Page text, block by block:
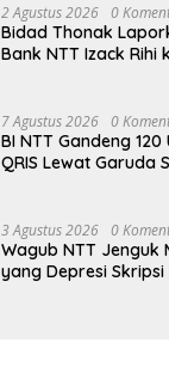
2 Agustus 2026 0
Bidad Thonak
Bank NTT Izack Rihi
7 Agustus 2026 0
BI NTT Gandeng 120
QRIS Lewat Garuda
3 Agustus 2026 0
Wagub NTT Jenguk
yang Depresi Skripsi